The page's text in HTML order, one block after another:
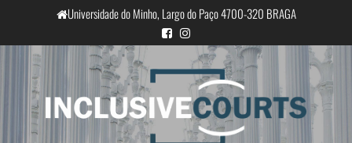
o
conteúdo
Universidade do Minho, Largo do Paço 4700-320 BRAGA